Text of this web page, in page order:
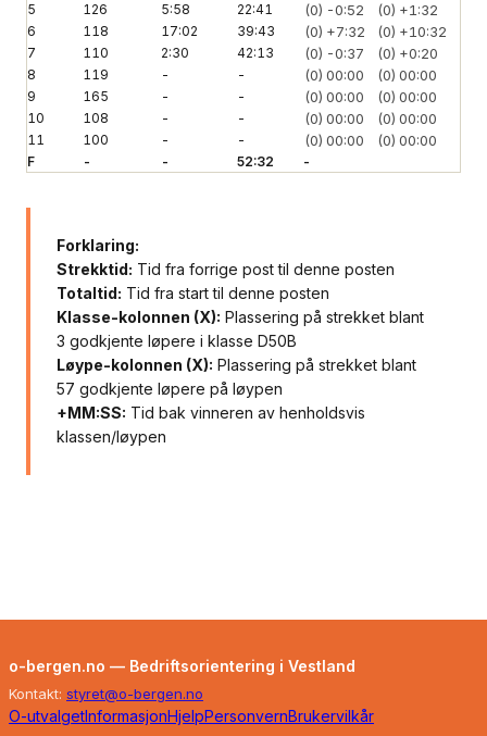
5 126 5:58 22:41 (0) -0:52 (0) +1:32
6 118 17:02 39:43 (0) +7:32 (0) +10:32
7 110 2:30 42:13 (0) -0:37 (0) +0:20
8 119 - - (0) 00:00 (0) 00:00
9 165 - - (0) 00:00 (0) 00:00
10 108 - - (0) 00:00 (0) 00:00
11 100 - - (0) 00:00 (0) 00:00
F - - 52:32 -
Forklaring:
Strekktid: Tid fra forrige post til denne posten
Totaltid: Tid fra start til denne posten
Klasse-kolonnen (X): Plassering på strekket blant
3 godkjente løpere i klasse D50B
Løype-kolonnen (X): Plassering på strekket blant
57 godkjente løpere på løypen
+MM:SS: Tid bak vinneren av henholdsvis
klassen/løypen
o-bergen.no — Bedriftsorientering i Vestland
Kontakt: styret@o-bergen.no
O-utvalgetInformasjonHjelpPersonvernBrukervilkår